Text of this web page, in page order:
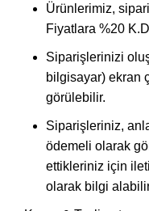
Ürünlerimiz,
Fiyatlara %20
Siparişlerinizi
bilgisayar) ekran
görülebilir.
Siparişleriniz,
ödemeli olarak
ettikleriniz için
olarak bilgi